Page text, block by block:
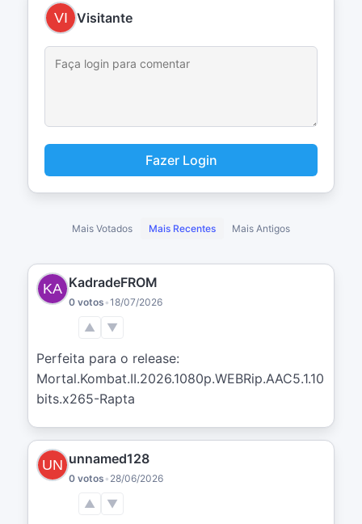
Visitante
Fazer Login
Mais Votados Mais Recentes Mais Antigos
KadradeFROM
0 votos •18/07/2026
▲ ▼
Perfeita para o release:
Mortal.Kombat.II.2026.1080p.WEBRip.AAC5.1.10
bits.x265-Rapta
unnamed128
0 votos • 28/06/2026
▲ ▼